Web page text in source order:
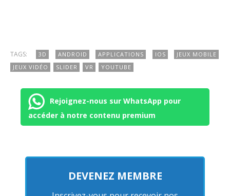
TAGS: 3D ANDROID APPLICATIONS IOS
JEUX MOBILE
JEUX VIDÉO
SLIDER VR YOUTUBE
Rejoignez-nous sur WhatsApp pour
accéder à notre contenu premium
DEVENEZ MEMBRE